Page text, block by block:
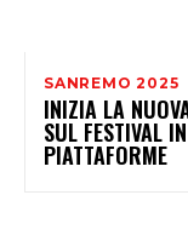
SANREMO 2025
INIZIA LA
SUL FESTIVAL
PIATTAFORME